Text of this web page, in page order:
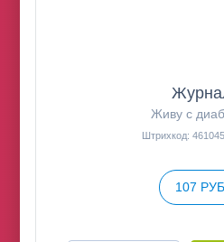
Живу с
Штрихкод:
107 РУБ.